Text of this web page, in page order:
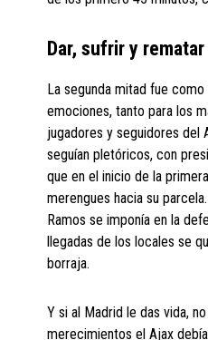
Dar, sufrir y rematar
La segunda mitad fue como
emociones, tanto para los
jugadores y seguidores del
seguían pletóricos, con
que en el inicio de la
merengues hacia su
Ramos se imponía en la
llegadas de los locales se
borraja.
Y si al Madrid le das vida,
merecimientos el Ajax